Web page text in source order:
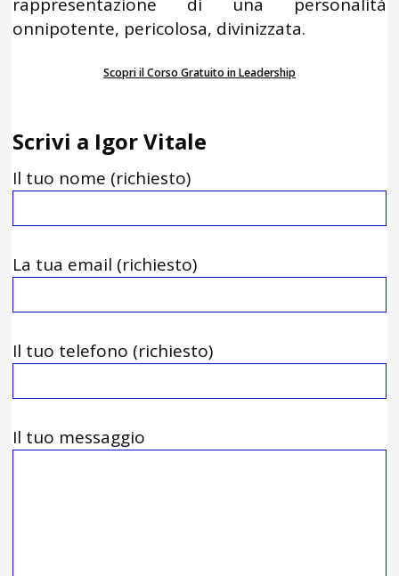
onnipotente, pericolosa, divinizzata.
Scopri il Corso Gratuito in Leadership
Scrivi a Igor Vitale
Il tuo nome (richiesto)
La tua email (richiesto)
Il tuo telefono (richiesto)
Il tuo messaggio